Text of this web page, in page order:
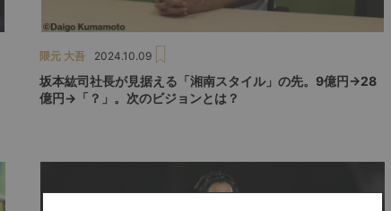
隈元 大吾 2024.10.09
坂本紘司社長が見据える「湘南スタイル」の先。9億円→28
億円→「？」。次のビジョンとは？